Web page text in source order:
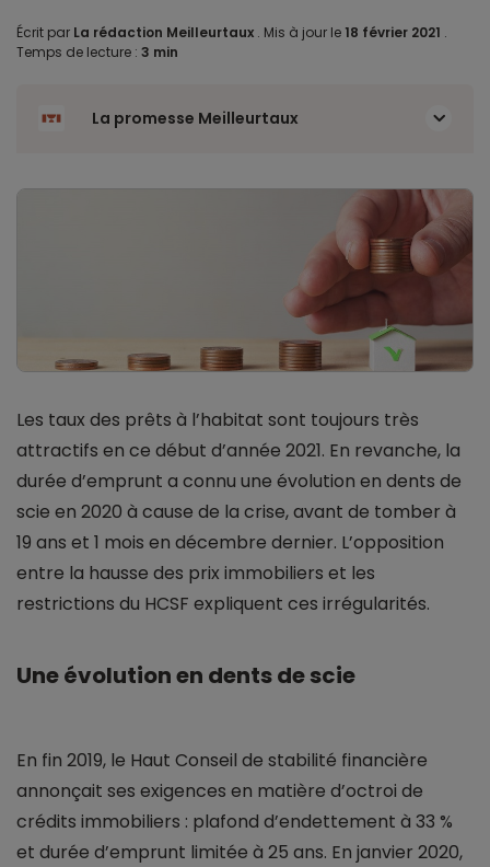
Écrit par La rédaction Meilleurtaux . Mis à jour le 18 février 2021 .
Temps de lecture : 3 min
La promesse Meilleurtaux
Les taux des prêts à l’habitat sont toujours très
attractifs en ce début d’année 2021. En revanche, la
durée d’emprunt a connu une évolution en dents de
scie en 2020 à cause de la crise, avant de tomber à
19 ans et 1 mois en décembre dernier. L’opposition
entre la hausse des prix immobiliers et les
restrictions du HCSF expliquent ces irrégularités.
Une évolution en dents de scie
En fin 2019, le Haut Conseil de stabilité financière
annonçait ses exigences en matière d’octroi de
crédits immobiliers : plafond d’endettement à 33 %
et durée d’emprunt limitée à 25 ans. En janvier 2020,